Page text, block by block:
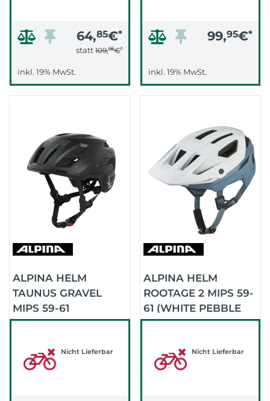
64,85€*
statt109,95€*
inkl. 19% MwSt.
99,95€*
inkl. 19% MwSt.
ALPINA HELM
TAUNUS GRAVEL
MIPS 59-61
(FRIEDRICH ARTIST
Nicht Lieferbar
ALPINA HELM
ROOTAGE 2 MIPS 59-
61 (WHITE PEBBLE
BLUE MATT |)
Nicht Lieferbar